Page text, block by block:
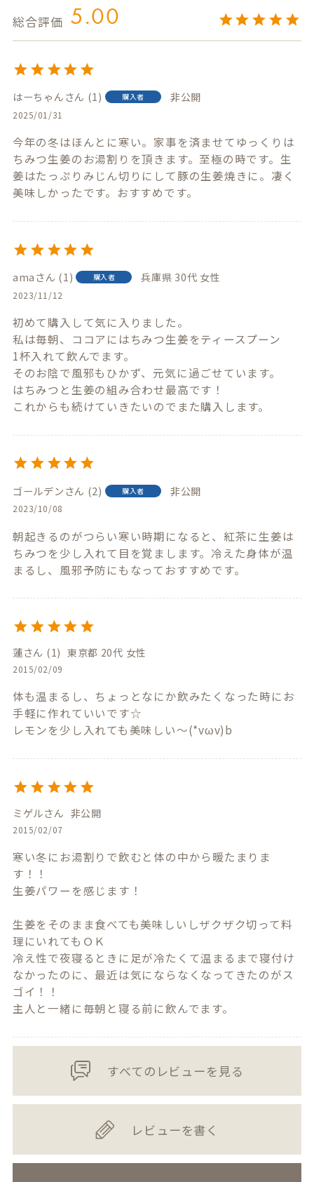
5.00
はーちゃん 1 購入者 非公開
2025/01/31
今年の冬はほんとに寒い。家事を済ませてゆっくりは
ちみつ生姜のお湯割りを頂きます。至極の時です。生
姜はたっぷりみじん切りにして豚の生姜焼きに。凄く
美味しかったです。おすすめです。
ama 1 購入者 兵庫県 30代 女性
2023/11/12
初めて購入して気に入りました。
私は毎朝、ココアにはちみつ生姜をティースプーン
1杯入れて飲んでます。
そのお陰で風邪もひかず、元気に過ごせています。
はちみつと生姜の組み合わせ最高です！
これからも続けていきたいのでまた購入します。
ゴールデン 2 購入者 非公開
2023/10/08
朝起きるのがつらい寒い時期になると、紅茶に生姜は
ちみつを少し入れて目を覚まします。冷えた身体が温
まるし、風邪予防にもなっておすすめです。
蓮 1 東京都 20代 女性
2015/02/09
体も温まるし、ちょっとなにか飲みたくなった時にお
手軽に作れていいです☆
レモンを少し入れても美味しい～(*vωv)b
ミゲル 非公開
2015/02/07
寒い冬にお湯割りで飲むと体の中から暖たまりま
す！！
生姜パワーを感じます！
生姜をそのまま食べても美味しいしザクザク切って料
理にいれてもＯＫ
冷え性で夜寝るときに足が冷たくて温まるまで寝付け
なかったのに、最近は気にならなくなってきたのがス
ゴイ！！
主人と一緒に毎朝と寝る前に飲んでます。
すべてのレビューを見る
レビューを書く